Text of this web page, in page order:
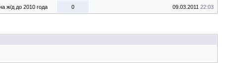
ж/д до 2010 года 0 09.03.2011 22:03